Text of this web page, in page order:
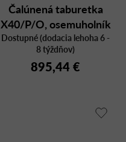
Čalúnená taburetka
X40/P/O, osemuholník
Dostupné (dodacia lehoha 6 -
8 týždňov)
895,44 €